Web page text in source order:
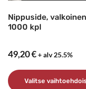
Nippuside,
1000 kpl
49,20€+ alv 25.5%
Valitse